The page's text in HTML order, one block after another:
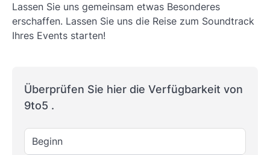
Lassen Sie uns gemeinsam etwas Besonderes
erschaffen. Lassen Sie uns die Reise zum Soundtrack
Ihres Events starten!
Überprüfen Sie hier die Verfügbarkeit von
9to5 .
Beginn